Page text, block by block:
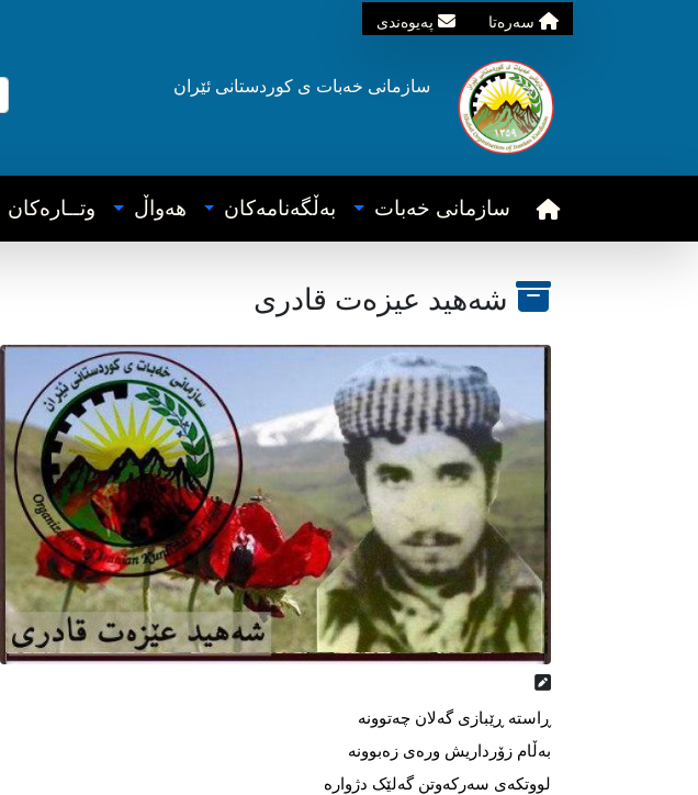
سه‌ره‌تا په‌یوه‌ندی
سازمانی خه‌بات ی کوردستانی ئێران
سازمانی خه‌بات به‌ڵگه‌نامه‌کان هه‌واڵ وتــاره‌کان
شەهید عیزەت قادری
ڕاستە ڕێبازی گەلان چەتوونە
بەڵام زۆرداریش ورەی زەبوونە
لووتکەی سەرکەوتن گەلێک دژوارە